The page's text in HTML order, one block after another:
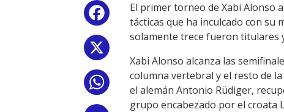
Facebook
WhatsApp
El primer torneo de Xabi Alonso
tácticas que ha inculcado con su
solamente trece fueron titulares
Xabi Alonso alcanza las
columna vertebral y el resto de
el alemán Antonio Rüdiger,
grupo encabezado por el croata